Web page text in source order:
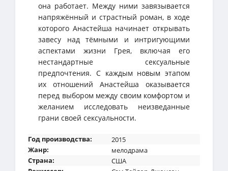
она работает. Между ними завязывается
напряжённый и страстный роман, в ходе
которого Анастейша начинает открывать
завесу над тёмными и интригующими
аспектами жизни Грея, включая его
нестандартные сексуальные
предпочтения. С каждым новым этапом
их отношений Анастейша оказывается
перед выбором между своим комфортом и
желанием исследовать неизведанные
грани своей сексуальности.
Год производства:
2015
Жанр:
мелодрама
Страна:
США